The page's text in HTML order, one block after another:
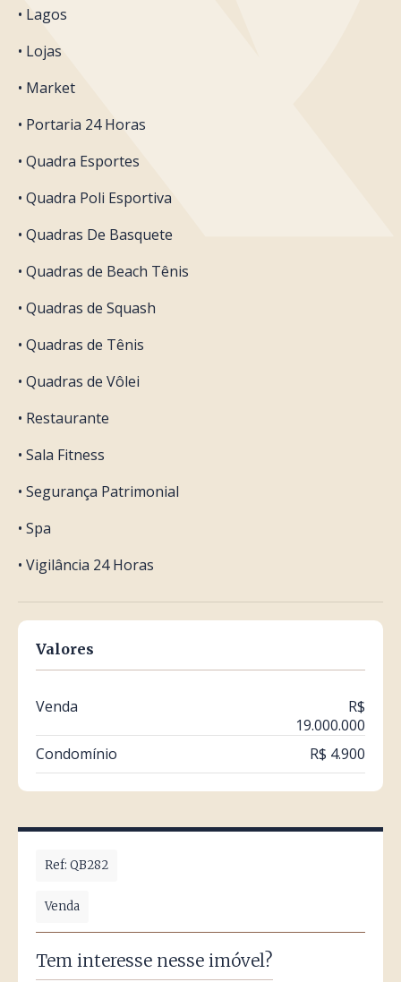
• Lagos
• Lojas
• Market
• Portaria 24 Horas
• Quadra Esportes
• Quadra Poli Esportiva
• Quadras De Basquete
• Quadras de Beach Tênis
• Quadras de Squash
• Quadras de Tênis
• Quadras de Vôlei
• Restaurante
• Sala Fitness
• Segurança Patrimonial
• Spa
• Vigilância 24 Horas
Valores
Venda
R$
19.000.000
Condomínio
R$ 4.900
Ref: QB282
Venda
Tem interesse nesse imóvel?